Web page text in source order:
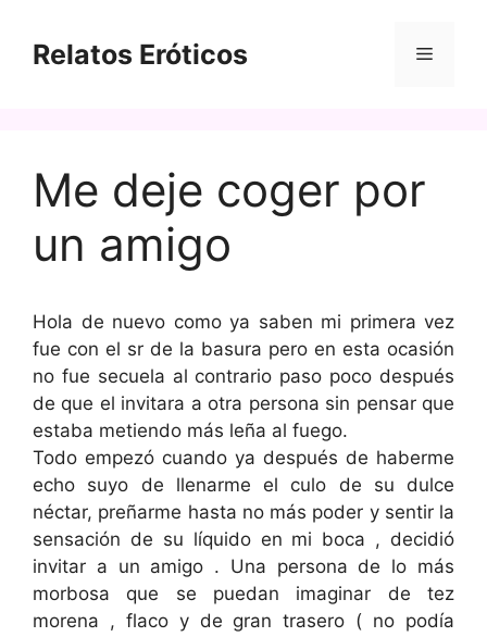
contenido
Relatos Eróticos Menú
Me deje coger por
un amigo
Hola de nuevo como ya saben mi primera vez
fue con el sr de la basura pero en esta ocasión
no fue secuela al contrario paso poco después
de que el invitara a otra persona sin pensar que
estaba metiendo más leña al fuego.
Todo empezó cuando ya después de haberme
echo suyo de llenarme el culo de su dulce
néctar, preñarme hasta no más poder y sentir la
sensación de su líquido en mi boca , decidió
invitar a un amigo . Una persona de lo más
morbosa que se puedan imaginar de tez
morena , flaco y de gran trasero ( no podía